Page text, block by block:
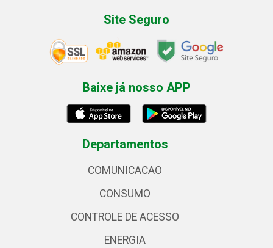
Site Seguro
Baixe já nosso APP
Departamentos
COMUNICACAO
CONSUMO
CONTROLE DE ACESSO
ENERGIA